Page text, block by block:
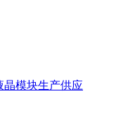
模块生产供应